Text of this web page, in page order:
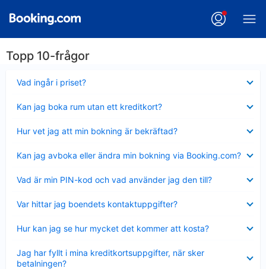
Topp 10-frågor
Vad ingår i priset?
mindre
Kan jag boka rum utan ett kreditkort?
mindre
Hur vet jag att min bokning är bekräftad?
mindre
Kan jag avboka eller ändra min bokning via Booking.com?
mindre
Vad är min PIN-kod och vad använder jag den till?
mindre
Var hittar jag boendets kontaktuppgifter?
mindre
Hur kan jag se hur mycket det kommer att kosta?
mindre
Jag har fyllt i mina kreditkortsuppgifter, när sker
betalningen?
mindre